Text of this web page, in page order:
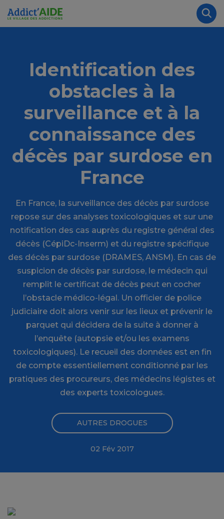
Aller au contenu principal
Identification des
obstacles à la
surveillance et à la
connaissance des
décès par surdose en
France
En France, la surveillance des décès par surdose
repose sur des analyses toxicologiques et sur une
notification des cas auprès du registre général des
décès (CépiDc-Inserm) et du registre spécifique
des décès par surdose (DRAMES, ANSM). En cas de
suspicion de décès par surdose, le médecin qui
remplit le certificat de décès peut en cocher
l’obstacle médico-légal. Un officier de police
judiciaire doit alors venir sur les lieux et prévenir le
parquet qui décidera de la suite à donner à
l’enquête (autopsie et/ou les examens
toxicologiques). Le recueil des données est en fin
de compte essentiellement conditionné par les
pratiques des procureurs, des médecins légistes et
des experts toxicologues.
AUTRES DROGUES
02 Fév 2017
Panneau de gestion des cookies